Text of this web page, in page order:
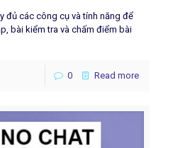
đủ các công cụ và tính năng để
bài kiểm tra và chấm điểm bài
0 Read more